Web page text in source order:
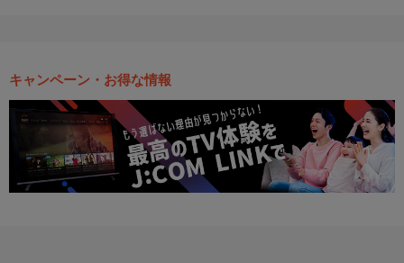
キャンペーン・お得な情報